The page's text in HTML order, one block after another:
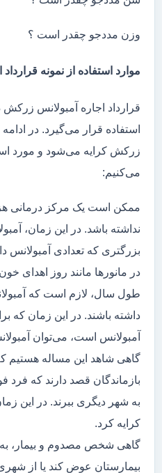
وزن مددجو چقدر است ؟
موارد استفاده از نمونه
قرارداد اجاره آمبولانس
استفاده قرار می‌گیرد. در
زرکش کرایه می‌شود و مورد
می‌کنیم:
ممکن است یک مرکز درمانی
نداشته باشد. در این زمان،
بزرگتری که تعدادی آمبولانس
در مانور‌ها مانند روز اهدای
طول سال، لازم است که
داشته باشند. در این زمان که
آمبولانس است، می‌توان
گاهی شاهد این مساله هستیم
بازماندگان قصد دارند که
به شهر دیگری ببرند. در این
کرایه کرد.
گاهی شخص مصدوم و بیمار، به
بیمارستان عوض کند یا از